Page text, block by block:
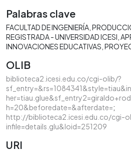
Palabras clave
FACULTAD DE INGENIERÍA
REGISTRADA - UNIVERSIDAD ICESI
INNOVACIONES EDUCATIVAS
OLIB
biblioteca2.icesi.edu.co/cgi-olib/?
h=20&beforedate=&afterdate=;
http://biblioteca2.icesi.edu.co/cgi-
infile=details.glu&loid=251209
URI